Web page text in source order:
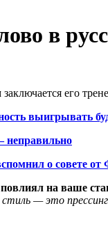
в
его
выигрывать
неправильно
о совете от
на ваше
— это